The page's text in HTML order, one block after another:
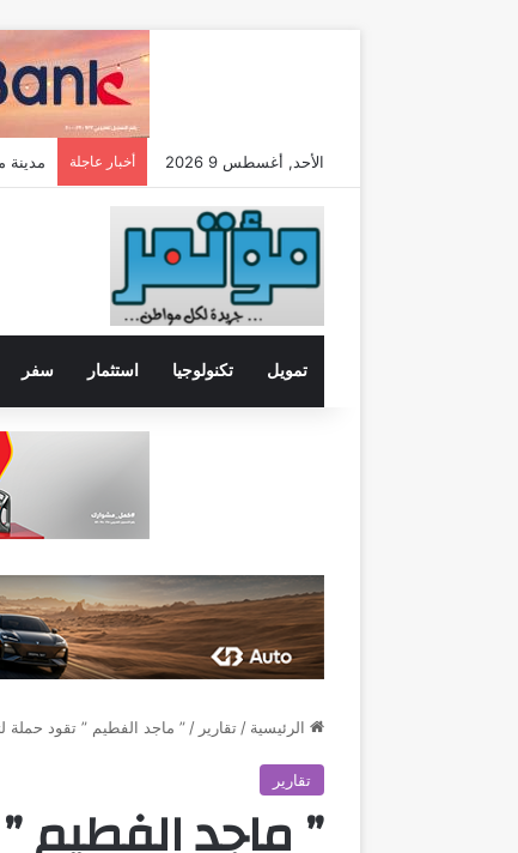
الأحد, أغسطس 9 2026 أخبار عاجلة مدينة مصر
تمويل تكنولوجيا استثمار سفر
الرئيسية / تقارير / ” ماجد الفطيم ” تقود حملة
تقارير